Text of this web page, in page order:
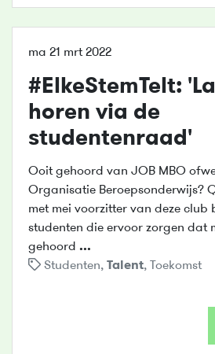
ma 21 mrt 2022
#ElkeStemTelt:
horen via de
studentenraad'
Ooit gehoord van JOB MBO
Organisatie Beroepsonderwijs?
met mei voorzitter van deze club
studenten die ervoor zorgen dat
gehoord ...
Studenten, Talent, Toekomst